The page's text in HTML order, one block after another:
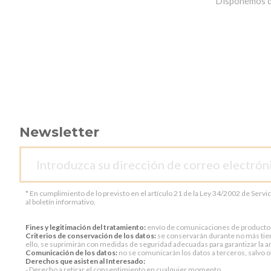
Newsletter
* En cumplimiento de lo previsto en el artículo 21 de la Ley 34/2002 de
al boletín informativo.
Fines y legitimación del tratamiento: envío de comunicaciones de
Criterios de conservación de los datos: se conservarán durante no más
ello, se suprimirán con medidas de seguridad adecuadas para garantizar
Comunicación de los datos: no se comunicarán los datos a terceros, salvo
Derechos que asisten al Interesado: